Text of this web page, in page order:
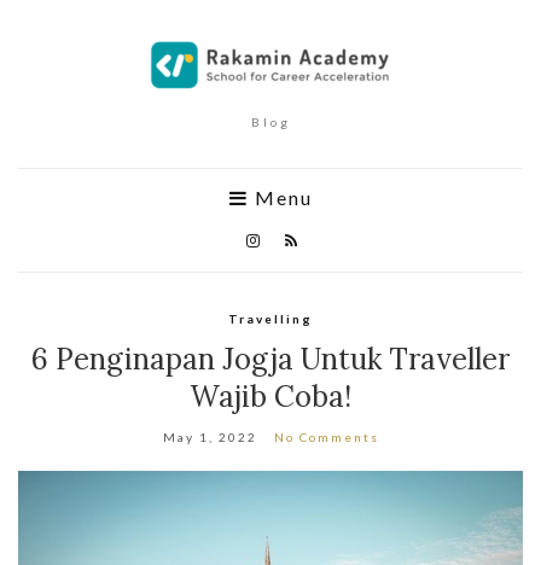
Blog
Menu
Travelling
6 Penginapan Jogja Untuk Traveller
Wajib Coba!
May 1, 2022 No Comments